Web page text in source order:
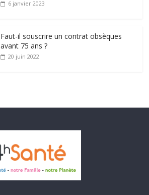
6 janvier 2023
Faut-il souscrire un contrat obsèques
avant 75 ans ?
20 juin 2022